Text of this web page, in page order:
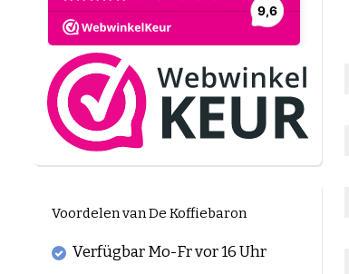
Voordelen van De Koffiebaron
Verfügbar Mo-Fr vor 16 Uhr